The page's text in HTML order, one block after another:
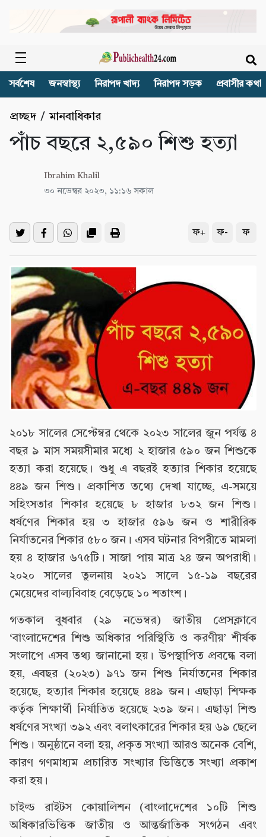
সর্বশেষ জনস্বাস্থ্য নিরাপদ খাদ্য নিরাপদ সড়ক প্রবাসীর কথা
প্রচ্ছদ /মানবাধিকার
পাঁচ বছরে ২,৫৯০ শিশু হত্যা
Ibrahim Khalil
৩০ নভেম্বর ২০২৩, ১১:১৬ সকাল
ফ+ ফ- ফ
২০১৮ সালের সেপ্টেম্বর থেকে ২০২৩ সালের জুন পর্যন্ত ৪
বছর ৯ মাস সময়সীমার মধ্যে ২ হাজার ৫৯০ জন শিশুকে
হত্যা করা হয়েছে। শুধু এ বছরই হত্যার শিকার হয়েছে
৪৪৯ জন শিশু। প্রকাশিত তথ্যে দেখা যাচ্ছে, এ-সময়ে
সহিংসতার শিকার হয়েছে ৮ হাজার ৮৩২ জন শিশু।
ধর্ষণের শিকার হয় ৩ হাজার ৫৯৬ জন ও শারীরিক
নির্যাতনের শিকার ৫৮০ জন। এসব ঘটনার বিপরীতে মামলা
হয় ৪ হাজার ৬৭৫টি। সাজা পায় মাত্র ২৪ জন অপরাধী।
২০২০ সালের তুলনায় ২০২১ সালে ১৫-১৯ বছরের
মেয়েদের বাল্যবিবাহ বেড়েছে ১০ শতাংশ।
গতকাল বুধবার (২৯ নভেম্বর) জাতীয় প্রেসক্লাবে
‘বাংলাদেশের শিশু অধিকার পরিস্থিতি ও করণীয়’ শীর্ষক
সংলাপে এসব তথ্য জানানো হয়। উপস্থাপিত প্রবন্ধে বলা
হয়, এবছর (২০২৩) ৯৭১ জন শিশু নির্যাতনের শিকার
হয়েছে, হত্যার শিকার হয়েছে ৪৪৯ জন। এছাড়া শিক্ষক
কর্তৃক শিক্ষার্থী নির্যাতিত হয়েছে ২৩৯ জন। এছাড়া শিশু
ধর্ষণের সংখ্যা ৩৯২ এবং বলাৎকারের শিকার হয় ৬৯ ছেলে
শিশু। অনুষ্ঠানে বলা হয়, প্রকৃত সংখ্যা আরও অনেক বেশি,
কারণ গণমাধ্যম প্রচারিত সংখ্যার ভিত্তিতে সংখ্যা প্রকাশ
করা হয়।
চাইল্ড রাইটস কোয়ালিশন (বাংলাদেশের ১০টি শিশু
অধিকারভিত্তিক জাতীয় ও আন্তর্জাতিক সংগঠন এবং